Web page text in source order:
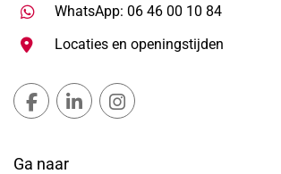
WhatsApp: 06 46 00 10 84Stuur
Locaties en openingstijden
Gemeente Lansingerland
Gemeente Lansingerland
Ga naar